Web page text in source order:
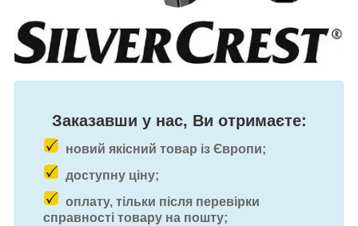
Заказавши у нас, Ви отримаєте:
новий якісний товар із Європи;
доступну ціну;
оплату, тільки після перевірки
справності товару на пошту;